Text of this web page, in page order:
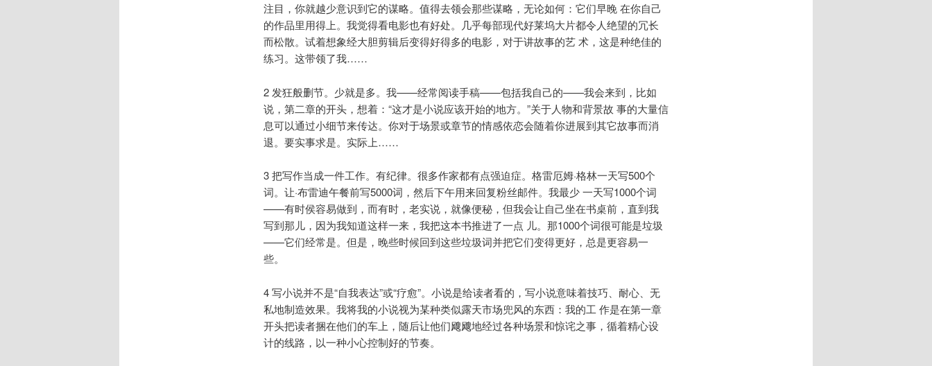
注目，你就越少意识到它的谋略。值得去领会那些谋略，无论如何：它们早晚 在你自己
的作品里用得上。我觉得看电影也有好处。几乎每部现代好莱坞大片都令人绝望的冗长
而松散。试着想象经大胆剪辑后变得好得多的电影，对于讲故事的艺 术，这是种绝佳的
练习。这带领了我……
2 发狂般删节。少就是多。我——经常阅读手稿——包括我自己的——我会来到，比如
说，第二章的开头，想着：“这才是小说应该开始的地方。”关于人物和背景故 事的大量信
息可以通过小细节来传达。你对于场景或章节的情感依恋会随着你进展到其它故事而消
退。要实事求是。实际上……
3 把写作当成一件工作。有纪律。很多作家都有点强迫症。格雷厄姆·格林一天写500个
词。让·布雷迪午餐前写5000词，然后下午用来回复粉丝邮件。我最少 一天写1000个词
——有时侯容易做到，而有时，老实说，就像便秘，但我会让自己坐在书桌前，直到我
写到那儿，因为我知道这样一来，我把这本书推进了一点 儿。那1000个词很可能是垃圾
——它们经常是。但是，晚些时候回到这些垃圾词并把它们变得更好，总是更容易一
些。
4 写小说并不是“自我表达”或“疗愈”。小说是给读者看的，写小说意味着技巧、耐心、无
私地制造效果。我将我的小说视为某种类似露天市场兜风的东西：我的工 作是在第一章
开头把读者捆在他们的车上，随后让他们飕飕地经过各种场景和惊诧之事，循着精心设
计的线路，以一种小心控制好的节奏。